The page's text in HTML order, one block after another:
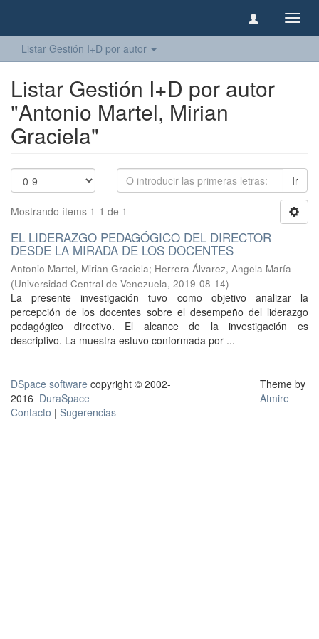
Listar Gestión I+D por autor
Listar Gestión I+D por autor
"Antonio Martel, Mirian
Graciela"
Ir
Mostrando ítems 1-1 de 1
EL LIDERAZGO PEDAGÓGICO DEL DIRECTOR
DESDE LA MIRADA DE LOS DOCENTES
Antonio Martel, Mirian Graciela; Herrera Álvarez, Angela María
(Universidad Central de Venezuela, 2019-08-14)
La presente investigación tuvo como objetivo analizar la
percepción de los docentes sobre el desempeño del liderazgo
pedagógico directivo. El alcance de la investigación es
descriptivo. La muestra estuvo conformada por ...
DSpace software copyright © 2002-
2016 DuraSpace
Contacto | Sugerencias
Theme by
Atmire